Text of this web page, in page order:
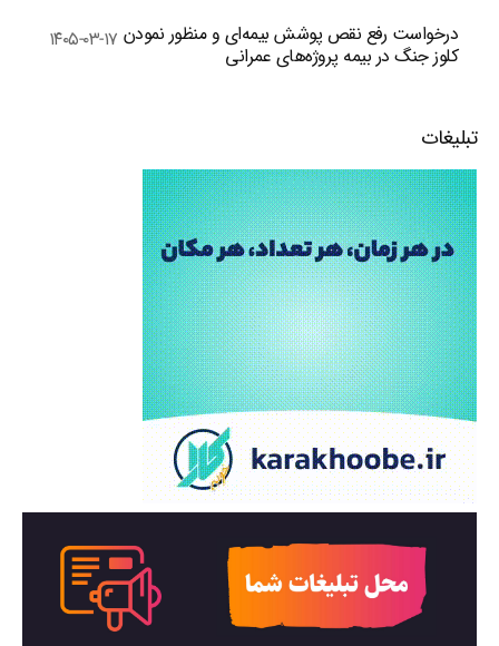
درخواست رفع نقص پوشش بیمه‌ای و منظور نمودن
کلوز جنگ در بیمه پروژه‌های عمرانی
۱۴۰۵-۰۳-۱۷
تبلیغات